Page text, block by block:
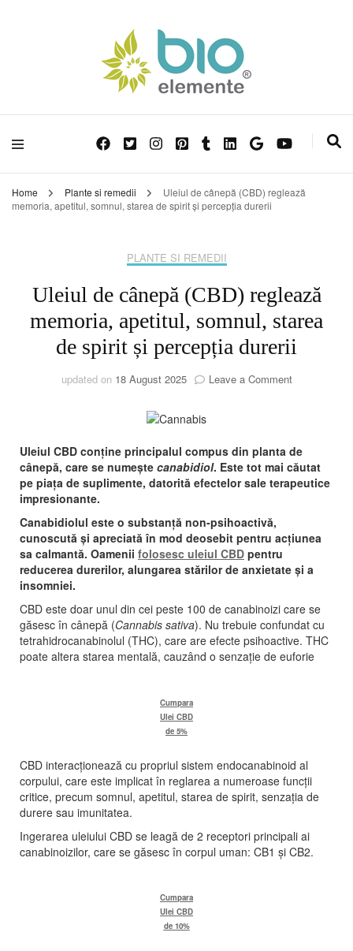
Blog Bioelemente
Home Plante si remedii
Uleiul de cânepă (CBD) reglează
memoria, apetitul, somnul, starea de spirit și percepția durerii
PLANTE SI REMEDII
Uleiul de cânepă (CBD) reglează
memoria, apetitul, somnul, starea
de spirit și percepția durerii
updated on 18 August 2025 Leave a Commenton
reglează
memoria,
apetitul,
de
și
Uleiul CBD conține principalul compus din planta de
cânepă, care se numește canabidiol. Este tot mai căutat
pe piața de suplimente, datorită efectelor sale terapeutice
impresionante.
Canabidiolul este o substanță non-psihoactivă,
cunoscută și apreciată în mod deosebit pentru acțiunea
sa calmantă. Oamenii folosesc uleiul CBD pentru
reducerea durerilor, alungarea stărilor de anxietate și a
insomniei.
CBD este doar unul din cei peste 100 de canabinoizi care se
găsesc în cânepă (Cannabis sativa). Nu trebuie confundat cu
tetrahidrocanabinolul (THC), care are efecte psihoactive. THC
poate altera starea mentală, cauzând o senzație de euforie
Cumpara
Ulei CBD
de 5%
CBD interacționează cu propriul sistem endocanabinoid al
corpului, care este implicat în reglarea a numeroase funcții
critice, precum somnul, apetitul, starea de spirit, senzația de
durere sau imunitatea.
Ingerarea uleiului CBD se leagă de 2 receptori principali ai
canabinoizilor, care se găsesc în corpul uman: CB1 și CB2.
Cumpara
Ulei CBD
de 10%